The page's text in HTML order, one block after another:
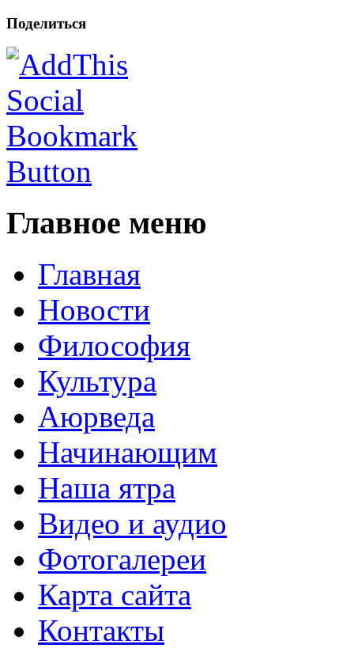
Поделиться
Главное меню
Главная
Новости
Философия
Культура
Аюрведа
Начинающим
Наша ятра
Видео и аудио
Фотогалереи
Карта сайта
Контакты